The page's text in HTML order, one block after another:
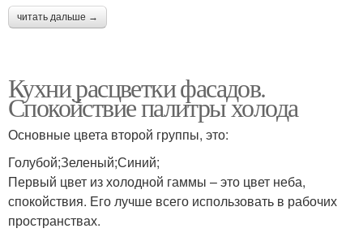
читать дальше →
Кухни расцветки фасадов.
Спокойствие палитры холода
Основные цвета второй группы, это:
Голубой;Зеленый;Синий;
Первый цвет из холодной гаммы – это цвет неба,
спокойствия. Его лучше всего использовать в рабочих
пространствах.